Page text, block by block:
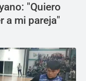
"Quiero
a mi pareja"